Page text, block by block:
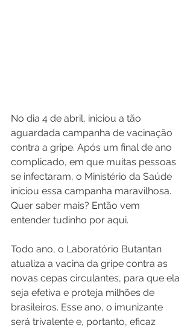
No dia 4 de abril, iniciou a tão
aguardada campanha de vacinação
contra a gripe. Após um final de ano
complicado, em que muitas pessoas
se infectaram, o Ministério da Saúde
iniciou essa campanha maravilhosa.
Quer saber mais? Então vem
entender tudinho por aqui.
Todo ano, o Laboratório Butantan
atualiza a vacina da gripe contra as
novas cepas circulantes, para que ela
seja efetiva e proteja milhões de
brasileiros. Esse ano, o imunizante
será trivalente e, portanto, eficaz